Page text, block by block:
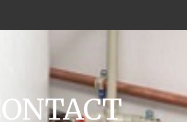
CONTACT